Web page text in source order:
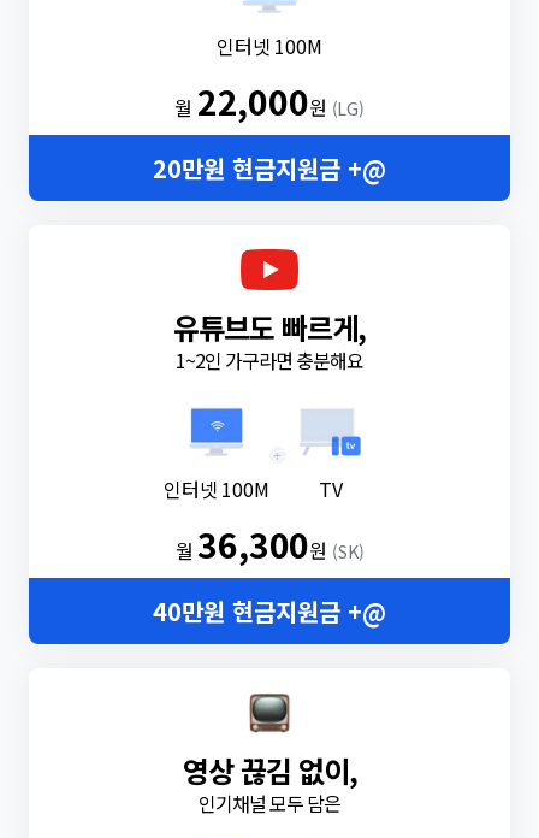
인터넷 100M
월 22,000원 (LG)
20만원 현금지원금 +@
유튜브도 빠르게,
1~2인 가구라면 충분해요
인터넷 100M
+
TV
월36,300원 (SK)
40만원 현금지원금 +@
영상 끊김 없이,
인기채널 모두 담은